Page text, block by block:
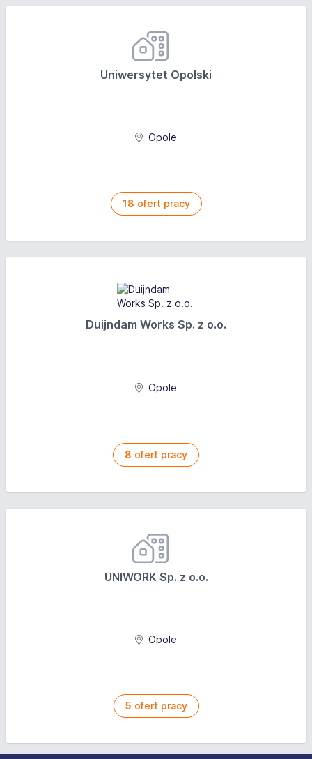
Uniwersytet Opolski
Opole
18 ofert pracy
Duijndam Works Sp. z o.o.
Opole
8 ofert pracy
UNIWORK Sp. z o.o.
Opole
5 ofert pracy